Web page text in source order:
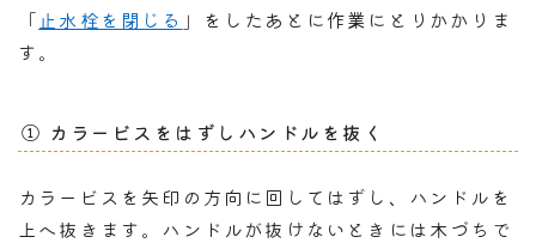
「 止水栓を閉じる 」をしたあとに作業にとりかかりま
す。
① カラービスをはずしハンドルを抜く
カラービスを矢印の方向に回してはずし、ハンドルを
上へ抜きます。ハンドルが抜けないときには木づちで